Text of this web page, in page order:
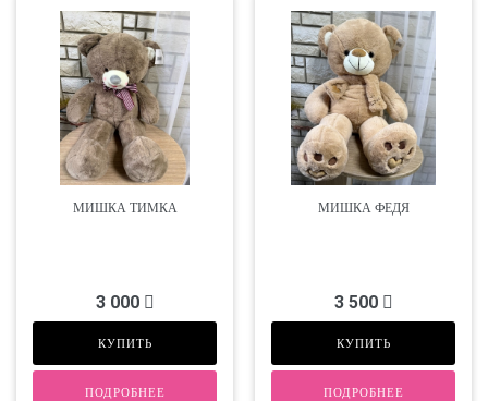
МИШКА ТИМКА
3 000
КУПИТЬ
ПОДРОБНЕЕ
МИШКА ФЕДЯ
3 500
КУПИТЬ
ПОДРОБНЕЕ